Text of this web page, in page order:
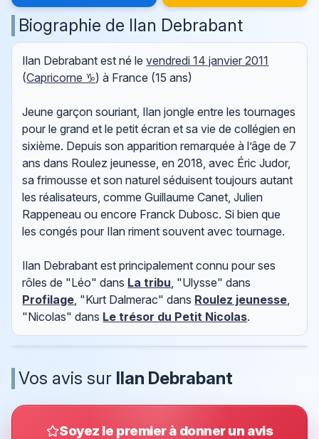
Biographie de Ilan Debrabant
Ilan Debrabant est né levendredi 14 janvier 2011
(Capricorne ♑) à France (15 ans)
Jeune garçon souriant, Ilan jongle entre les tournages
pour le grand et le petit écran et sa vie de collégien en
sixième. Depuis son apparition remarquée à l’âge de 7
ans dans Roulez jeunesse, en 2018, avec Éric Judor,
sa frimousse et son naturel séduisent toujours autant
les réalisateurs, comme Guillaume Canet, Julien
Rappeneau ou encore Franck Dubosc. Si bien que
les congés pour Ilan riment souvent avec tournage.
Ilan Debrabant est principalement connu pour ses
rôles de "Léo" dans La tribu, "Ulysse" dans
Profilage, "Kurt Dalmerac" dans Roulez jeunesse,
"Nicolas" dans Le trésor du Petit Nicolas.
Vos avis sur Ilan Debrabant
Soyez le premier à donner un avis